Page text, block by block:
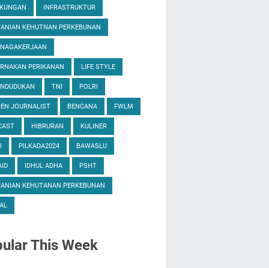
INFRASTRUKTUR
KEHUTNAN PERKEBUNAN
PERIKANAN LIFE STYLE
TNI POLRI
JOURNALIST BENCANA FWLM
HIBRURAN KULINER
PILKADA2024 BAWASLU
IDHUL ADHA PSHT
KEHUTANAN PERKEBUNAN
This Week